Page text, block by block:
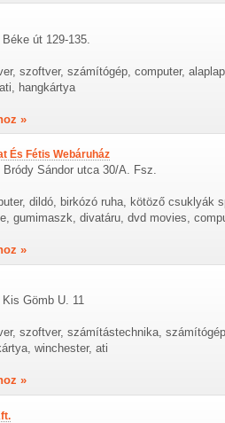
út 129-135.
szoftver, számítógép, computer,
hangkártya
»
És Fétis Webáruház
Sándor utca 30/A. Fsz.
dildó, birkózó ruha, kötöző csuklyák
gumimaszk, divatáru, dvd movies,
»
Gömb U. 11
szoftver, számítástechnika,
winchester, ati
»